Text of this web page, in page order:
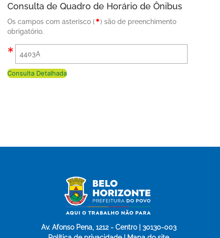
Consulta de Quadro de Horário de Ônibus
Os campos com asterisco (
) são de preenchimento
obrigatório.
Consulta Detalhada
Av. Afonso Pena, 1212 - Centro | 30130-003